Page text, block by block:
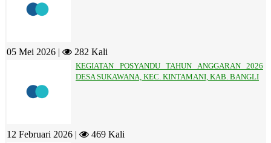
05 Mei 2026 | 282 Kali
KEGIATAN POSYANDU TAHUN ANGGARAN 2026
DESA SUKAWANA, KEC. KINTAMANI, KAB. BANGLI
12 Februari 2026 | 469 Kali